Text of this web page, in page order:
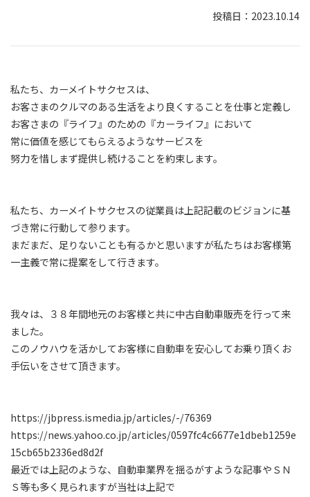
2023.10.14
私たち、カーメイトサクセスは、
お客さまのクルマのある生活をより良くすることを仕事と定義し
お客さまの『ライフ』のための『カーライフ』において
常に価値を感じてもらえるようなサービスを
努力を惜しまず提供し続けることを約束します。
私たち、カーメイトサクセスの従業員は上記記載のビジョンに基
づき常に行動して参ります。
まだまだ、足りないことも有るかと思いますが私たちはお客様第
一主義で常に提案をして行きます。
我々は、３８年間地元のお客様と共に中古自動車販売を行って来
ました。
このノウハウを活かしてお客様に自動車を安心してお乗り頂くお
手伝いをさせて頂きます。
https://jbpress.ismedia.jp/articles/-/76369
https://news.yahoo.co.jp/articles/0597fc4c6677e1dbeb1259e
15cb65b2336ed8d2f
最近では上記のような、自動車業界を揺るがすような記事やＳＮ
Ｓ等も多く見られますが当社は上記で